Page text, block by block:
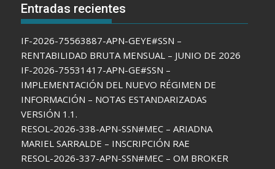
Entradas recientes
IF-2026-75563887-APN-GEYE#SSN –
RENTABILIDAD BRUTA MENSUAL – JUNIO DE 2026
IF-2026-75531417-APN-GE#SSN –
IMPLEMENTACIÓN DEL NUEVO RÉGIMEN DE
INFORMACIÓN – NOTAS ESTANDARIZADAS
VERSIÓN 1.1.
RESOL-2026-338-APN-SSN#MEC – ARIADNA
MARIEL SARRALDE – INSCRIPCIÓN RAE
RESOL-2026-337-APN-SSN#MEC – OM BROKER